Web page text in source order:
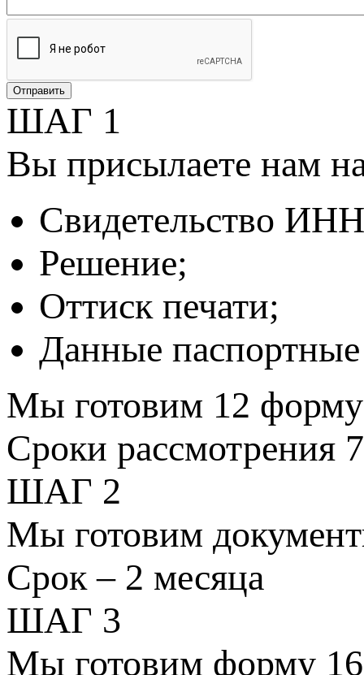
ШАГ 1
Вы присылаете нам
Свидетельство
Решение;
Оттиск печати;
Данные паспортные
Мы готовим 12
Сроки рассмотрения
ШАГ 2
Мы готовим
Срок – 2 месяца
ШАГ 3
Мы готовим форму 16